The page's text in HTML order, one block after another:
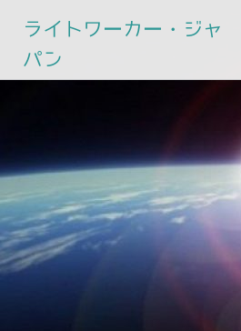
ライトワーカー・ジャ
パン